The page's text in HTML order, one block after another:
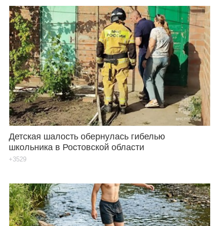
Объявления
Каталог
Инфо
Карты
Детская шалость обернулась гибелью
школьника в Ростовской области
+3529